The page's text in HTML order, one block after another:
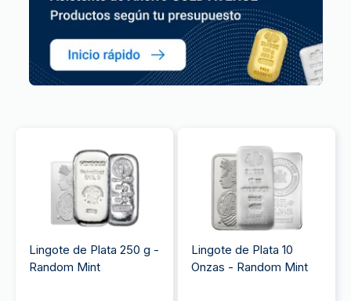
Lingote de Plata 250 g -
Random Mint
Lingote de Plata 10
Onzas - Random Mint